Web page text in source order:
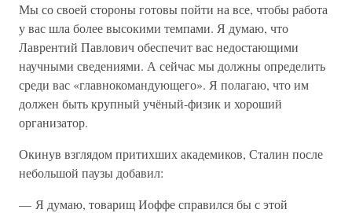
Мы со своей стороны готовы пойти на все, чтобы работа
у вас шла более высокими темпами. Я думаю, что
Лаврентий Павлович обеспечит вас недостающими
научными сведениями. А сейчас мы должны определить
среди вас «главнокомандующего». Я полагаю, что им
должен быть крупный учёный-физик и хороший
организатор.
Окинув взглядом притихших академиков, Сталин после
небольшой паузы добавил:
— Я думаю, товарищ Иоффе справился бы с этой